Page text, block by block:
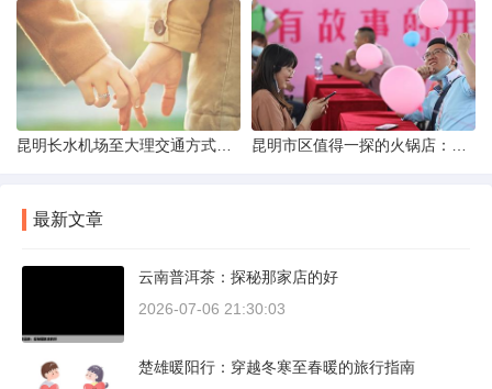
最新文章
云南普洱茶：探秘那家店的好
2026-07-06 21:30:03
楚雄暖阳行：穿越冬寒至春暖的旅行指南